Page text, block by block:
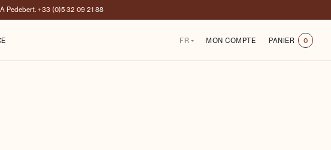
Pedebert. +33 (0)5 32 09 21 88
FR MON COMPTE PANIER 0